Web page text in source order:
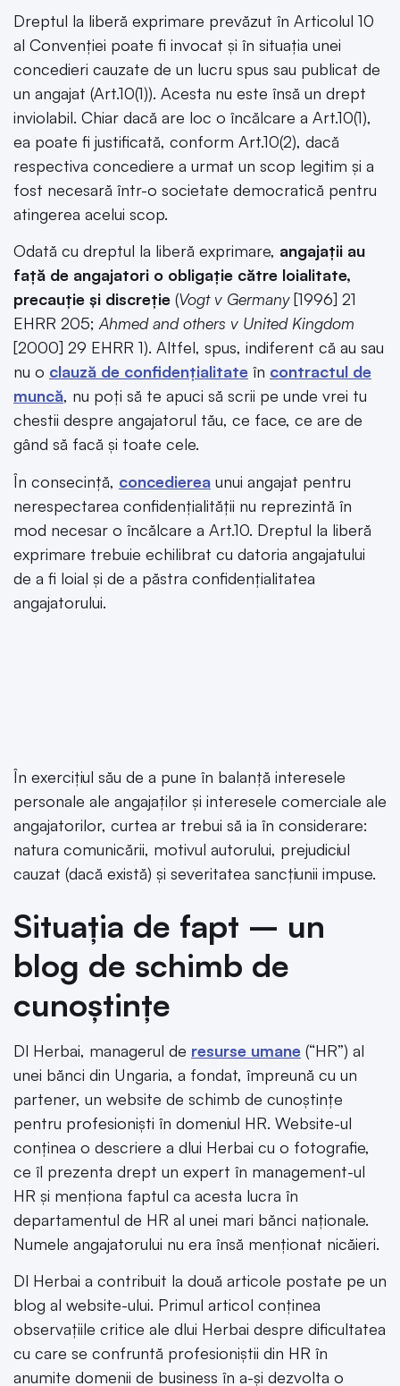
Dreptul la liberă exprimare prevăzut în Articolul 10
al Convenției poate fi invocat și în situația unei
concedieri cauzate de un lucru spus sau publicat de
un angajat (Art.10(1)). Acesta nu este însă un drept
inviolabil. Chiar dacă are loc o încălcare a Art.10(1),
ea poate fi justificată, conform Art.10(2), dacă
respectiva concediere a urmat un scop legitim și a
fost necesară într-o societate democratică pentru
atingerea acelui scop.
Odată cu dreptul la liberă exprimare, angajații au
față de angajatori o obligație către loialitate,
precauție și discreție (Vogt v Germany[1996] 21
EHRR 205; Ahmed and others v United Kingdom
[2000] 29 EHRR 1). Altfel, spus, indiferent că au sau
nu o clauză de confidențialitate în contractul de
muncă, nu poți să te apuci să scrii pe unde vrei tu
chestii despre angajatorul tău, ce face, ce are de
gând să facă și toate cele.
În consecință, concedierea unui angajat pentru
nerespectarea confidențialității nu reprezintă în
mod necesar o încălcare a Art.10. Dreptul la liberă
exprimare trebuie echilibrat cu datoria angajatului
de a fi loial și de a păstra confidențialitatea
angajatorului.
În exercițiul său de a pune în balanță interesele
personale ale angajaților și interesele comerciale ale
angajatorilor, curtea ar trebui să ia în considerare:
natura comunicării, motivul autorului, prejudiciul
cauzat (dacă există) și severitatea sancțiunii impuse.
Situația de fapt – un
blog de schimb de
cunoștințe
Dl Herbai, managerul de resurse umane (“HR”) al
unei bănci din Ungaria, a fondat, împreună cu un
partener, un website de schimb de cunoștințe
pentru profesioniști în domeniul HR. Website-ul
conținea o descriere a dlui Herbai cu o fotografie,
ce îl prezenta drept un expert în management-ul
HR și menționa faptul ca acesta lucra în
departamentul de HR al unei mari bănci naționale.
Numele angajatorului nu era însă menționat nicăieri.
Dl Herbai a contribuit la două articole postate pe un
blog al website-ului. Primul articol conținea
observațiile critice ale dlui Herbai despre dificultatea
cu care se confruntă profesioniștii din HR în
anumite domenii de business în a-și dezvolta o